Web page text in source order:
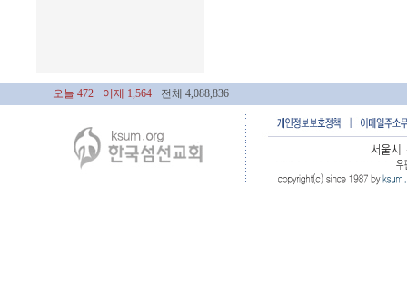
오늘 472 · 어제 1,564 · 전체 4,088,836